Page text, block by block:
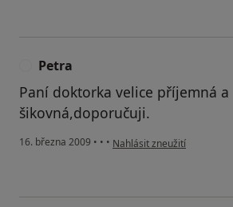
Petra
Paní doktorka velice příjemná a
šikovná,doporučuji.
16. března 2009 • • • podle názoru uživatele Petra
Nahlásit zneužití